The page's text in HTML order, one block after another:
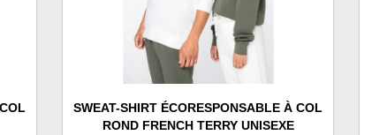
SWEAT-SHIRT ÉCORESPONSABLE À COL
ROND FRENCH TERRY UNISEXE